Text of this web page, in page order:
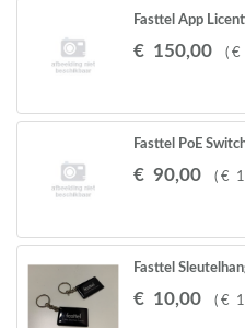
Fasttel App
€ 150,00 ( €
Fasttel PoE
€ 90,00 ( €
Fasttel
€ 10,00 ( €